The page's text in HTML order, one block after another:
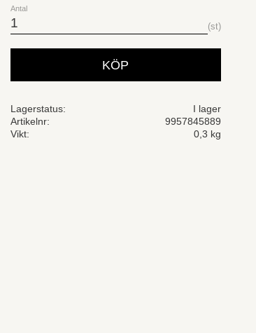
Antal
st
KÖP
Lagerstatus
I lager
Artikelnr
9957845889
Vikt
0,3 kg